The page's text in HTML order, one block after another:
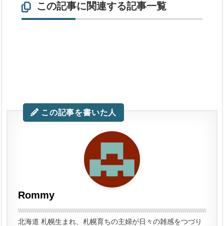
この記事に関連する記事一覧
この記事を書いた人
Rommy
北海道 札幌生まれ、札幌育ちの主婦が日々の雑感をつづり